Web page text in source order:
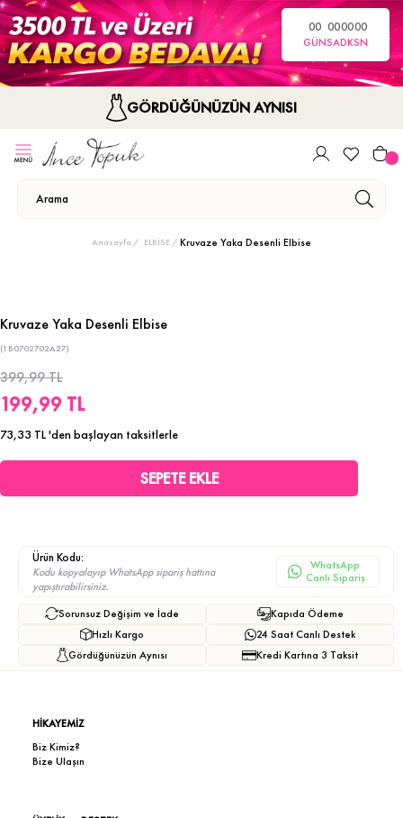
00
GÜN
00
SA
00
DK
00
SN
GÖRDÜĞÜNÜZÜN AYNISI
Anasayfa ELBİSE Kruvaze Yaka Desenli Elbise
Kruvaze Yaka Desenli Elbise
(1B0702702A27)
399,99 TL
199,99 TL
73,33 TL'den başlayan taksitlerle
Ürün Kodu:
Kodu kopyalayıp WhatsApp sipariş hattına
yapıştırabilirsiniz.
WhatsApp
Canlı Sipariş
Sorunsuz Değişim ve İade
Hızlı Kargo
Gördüğünüzün Aynısı
Kapıda Ödeme
24 Saat Canlı Destek
Kredi Kartına 3 Taksit
HİKAYEMİZ
Biz Kimiz?
Bize Ulaşın